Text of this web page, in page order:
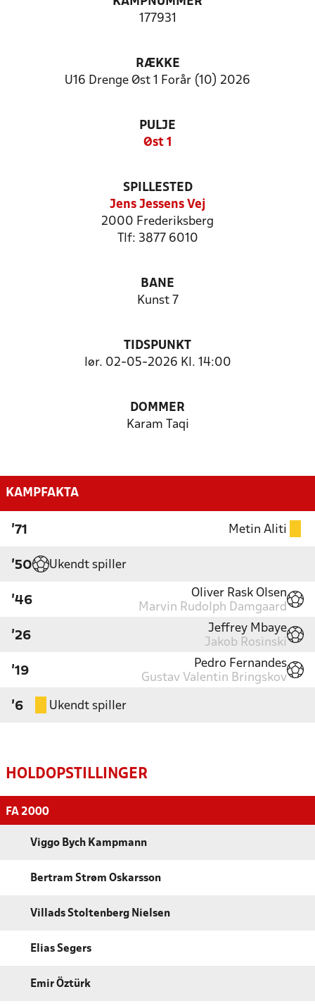
177931
RÆKKE
U16 Drenge Øst 1 Forår (10) 2026
PULJE
Øst 1
SPILLESTED
Jens Jessens Vej
2000 Frederiksberg
Tlf: 3877 6010
BANE
Kunst 7
TIDSPUNKT
lør. 02-05-2026 Kl. 14:00
DOMMER
Karam Taqi
KAMPFAKTA
'71 Metin Aliti
'50 Ukendt spiller
'46
Oliver Rask Olsen
Marvin Rudolph Damgaard
'26
Jeffrey Mbaye
Jakob Rosinski
'19
Pedro Fernandes
Gustav Valentin Bringskov
'6 Ukendt spiller
HOLDOPSTILLINGER
FA 2000
Viggo Bych Kampmann
Bertram Strøm Oskarsson
Villads Stoltenberg Nielsen
Elias Segers
Emir Öztürk